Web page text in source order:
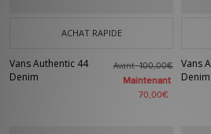
ACHAT RAPIDE
Vans Authentic 44
Denim
Avant100,00€
Maintenant
70,00€
Vans
Denim